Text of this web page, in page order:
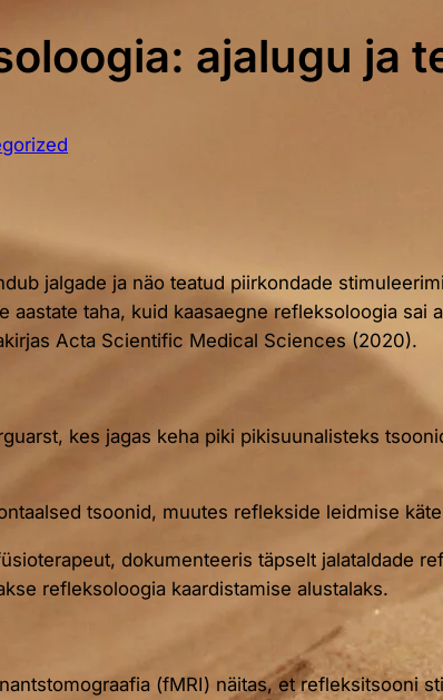
ajalugu ja
jalgade ja näo teatud piirkondade
aastate taha, kuid kaasaegne refleksoloogia sai
Acta Scientific Medical Sciences (2020).
kes jagas keha piki pikisuunalisteks
tsoonid, muutes reflekside leidmise
dokumenteeris täpselt jalataldade
refleksoloogia kaardistamise alustalaks.
(fMRI) näitas, et refleksitsooni